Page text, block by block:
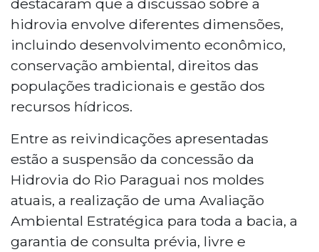
hidrovia envolve diferentes dimensões,
incluindo desenvolvimento econômico,
conservação ambiental, direitos das
populações tradicionais e gestão dos
recursos hídricos.
Entre as reivindicações apresentadas
estão a suspensão da concessão da
Hidrovia do Rio Paraguai nos moldes
atuais, a realização de uma Avaliação
Ambiental Estratégica para toda a bacia, a
garantia de consulta prévia, livre e